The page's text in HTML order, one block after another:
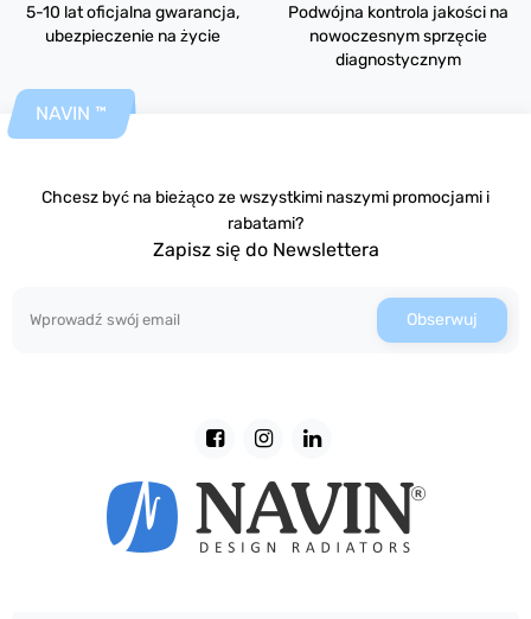
5-10 lat oficjalna gwarancja,
ubezpieczenie na życie
Podwójna kontrola jakości na
nowoczesnym sprzęcie
diagnostycznym
NAVIN ™
Chcesz być na bieżąco ze wszystkimi naszymi promocjami i
rabatami?
Zapisz się do Newslettera
Obserwuj